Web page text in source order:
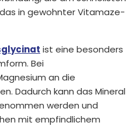
in gewohnter Vitamaze-
ist eine besonders
Bei
an die
Dadurch kann das Mineral
werden und
mit empfindlichem